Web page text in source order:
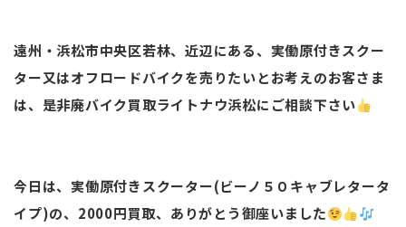
遠州・浜松市中央区若林、近辺にある、実働原付きスクー
ター又はオフロードバイクを売りたいとお考えのお客さま
は、是非廃バイク買取ライトナウ浜松にご相談下さい
今日は、実働原付きスクーター(ビーノ５０キャブレタータ
イプ)の、2000円買取、ありがとう御座いました